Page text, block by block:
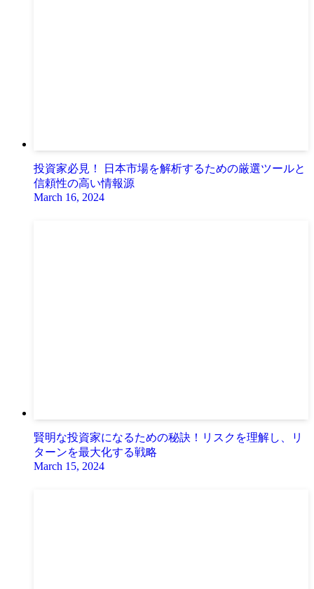
投資家必見！ 日本市場を解析するための厳選ツールと
信頼性の高い情報源
March 16, 2024
賢明な投資家になるための秘訣！リスクを理解し、リ
ターンを最大化する戦略
March 15, 2024